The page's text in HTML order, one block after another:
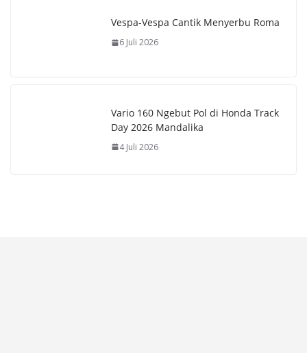
Vespa-Vespa Cantik Menyerbu Roma
6 Juli 2026
Vario 160 Ngebut Pol di Honda Track
Day 2026 Mandalika
4 Juli 2026